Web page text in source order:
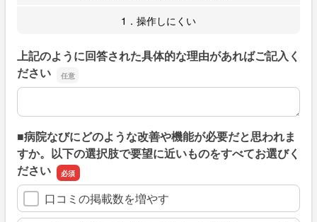
1．操作しにくい
上記のように回答された具体的な理由があればご記入く
ださい
上記のように回答された具体的な理由があればご記入くだ
■病院なびにどのような改善や機能が必要だと思われま
すか。以下の選択肢で要望に近いものをすべてお選びく
ださい
口コミの掲載数を増やす